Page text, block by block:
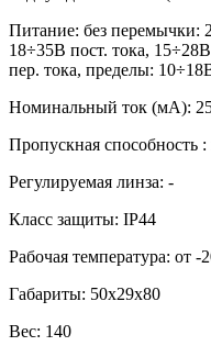
Питание: без перемычки:
18÷35В пост. тока,
пер. тока, пределы:
Номинальный ток (мА):
Пропускная способность
Регулируемая линза: -
Класс защиты: IP44
Рабочая температура: от -
Габариты: 50x29x80
Вес: 140